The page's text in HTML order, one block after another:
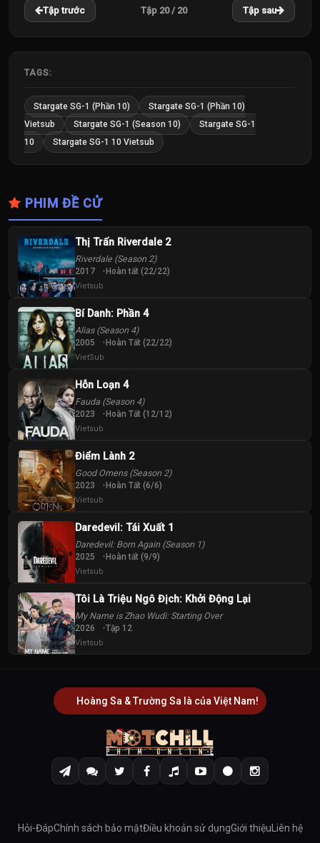
Tập trước Tập 20 / 20 Tập sau
TAGS:
Stargate SG-1 (Phần 10)
Stargate SG-1 (Phần 10)
Vietsub
Stargate SG-1 (Season 10)
Stargate SG-1
10
Stargate SG-1 10 Vietsub
PHIM ĐỀ CỬ
Thị Trấn Riverdale 2
Riverdale (Season 2)
2017 Hoàn tất (22/22)
Vietsub
Bí Danh: Phần 4
Alias (Season 4)
2005 Hoàn Tất (22/22)
VietSub
Hỗn Loạn 4
Fauda (Season 4)
2023 Hoàn Tất (12/12)
Vietsub
Điểm Lành 2
Good Omens (Season 2)
2023 Hoàn Tất (6/6)
Vietsub
Daredevil: Tái Xuất 1
Daredevil: Born Again (Season 1)
2025 Hoàn tất (9/9)
Vietsub
Tôi Là Triệu Ngô Địch: Khởi Động Lại
My Name is Zhao Wudi: Starting Over
2026 Tập 12
Vietsub
Hoàng Sa & Trường Sa là của Việt Nam!
Hỏi-ĐápChính sách bảo mậtĐiều khoản sử dụngGiới thiệu Liên hệ